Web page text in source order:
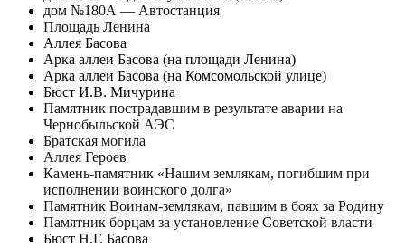
дом №180А — Автостанция
Площадь Ленина
Аллея Басова
Арка аллеи Басова (на площади Ленина)
Арка аллеи Басова (на Комсомольской улице)
Бюст И.В. Мичурина
Памятник пострадавшим в результате аварии на
Чернобыльской АЭС
Братская могила
Аллея Героев
Камень-памятник «Нашим землякам, погибшим при
исполнении воинского долга»
Памятник Воинам-землякам, павшим в боях за Родину
Памятник борцам за установление Советской власти
Бюст Н.Г. Басова